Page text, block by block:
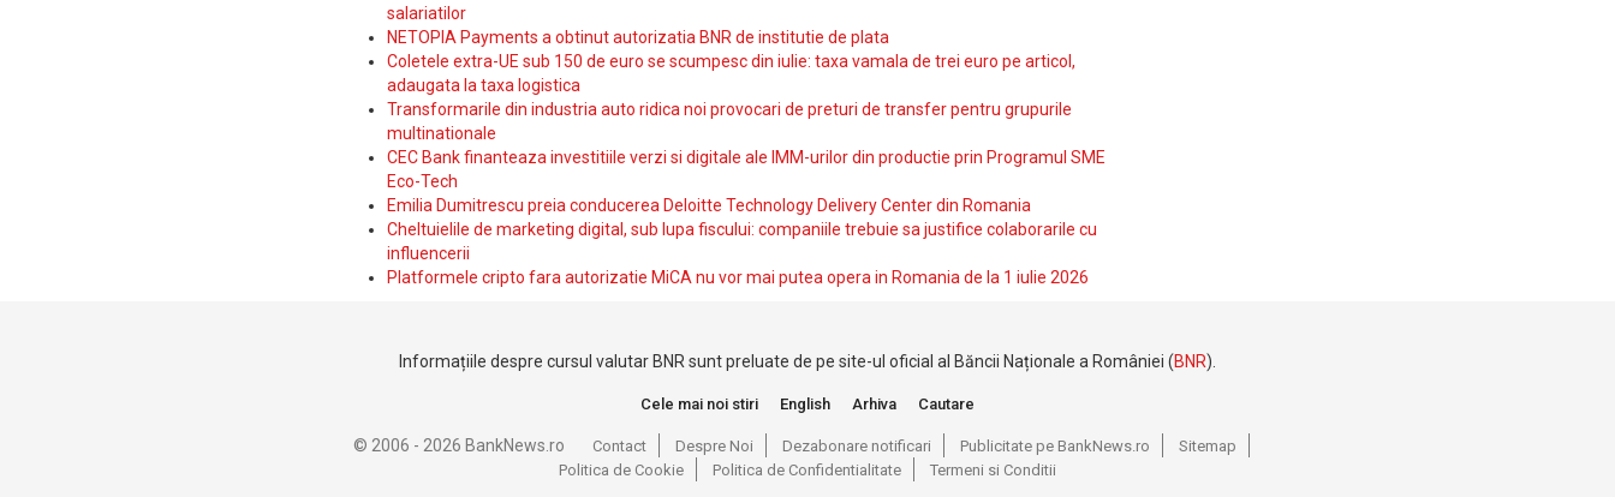
salariatilor
NETOPIA Payments a obtinut autorizatia BNR de institutie de plata
Coletele extra-UE sub 150 de euro se scumpesc din iulie: taxa vamala de trei euro pe articol,
adaugata la taxa logistica
Transformarile din industria auto ridica noi provocari de preturi de transfer pentru grupurile
multinationale
CEC Bank finanteaza investitiile verzi si digitale ale IMM-urilor din productie prin Programul SME
Eco-Tech
Emilia Dumitrescu preia conducerea Deloitte Technology Delivery Center din Romania
Cheltuielile de marketing digital, sub lupa fiscului: companiile trebuie sa justifice colaborarile cu
influencerii
Platformele cripto fara autorizatie MiCA nu vor mai putea opera in Romania de la 1 iulie 2026
Informațiile despre cursul valutar BNR sunt preluate de pe site-ul oficial al Băncii Naționale a României (BNR).
Cele mai noi stiri English Arhiva Cautare
© 2006 - 2026 BankNews.ro Contact Despre Noi Dezabonare notificari Publicitate pe BankNews.ro
Sitemap
Politica de Cookie
Politica de Confidentialitate Termeni si Conditii